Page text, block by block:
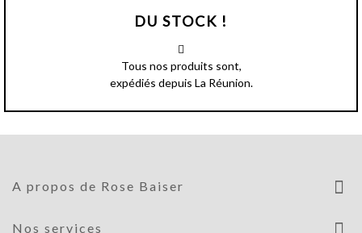
DU STOCK !
Tous nos produits sont,
expédiés depuis La Réunion.
A propos de Rose Baiser
Nos services